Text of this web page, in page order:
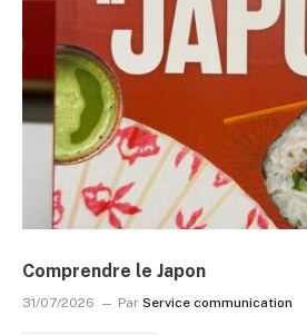
Comprendre le Japon
31/07/2026 Par Service communication